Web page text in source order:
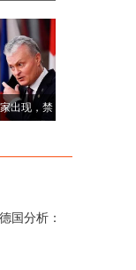
求很难
出现，禁
国分析：